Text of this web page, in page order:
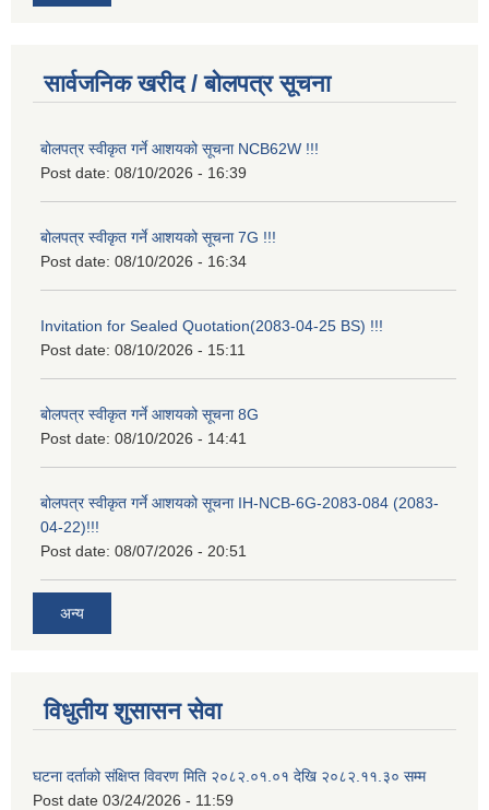
सार्वजनिक खरीद / बोलपत्र सूचना
बोलपत्र स्वीकृत गर्ने आशयको सूचना NCB62W !!!
Post date: 08/10/2026 - 16:39
बोलपत्र स्वीकृत गर्ने आशयको सूचना 7G !!!
Post date: 08/10/2026 - 16:34
Invitation for Sealed Quotation(2083-04-25 BS) !!!
Post date: 08/10/2026 - 15:11
बोलपत्र स्वीकृत गर्ने आशयको सूचना 8G
Post date: 08/10/2026 - 14:41
बोलपत्र स्वीकृत गर्ने आशयको सूचना IH-NCB-6G-2083-084 (2083-
04-22)!!!
Post date: 08/07/2026 - 20:51
अन्य
विधुतीय शुसासन सेवा
घटना दर्ताको संक्षिप्त विवरण मिति २०८२.०१.०१ देखि २०८२.११.३० सम्म
Post date 03/24/2026 - 11:59